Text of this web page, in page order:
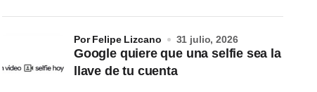
Google quiere que una selfie sea la
llave de tu cuenta
por Felipe Lizcano 31 julio, 2026